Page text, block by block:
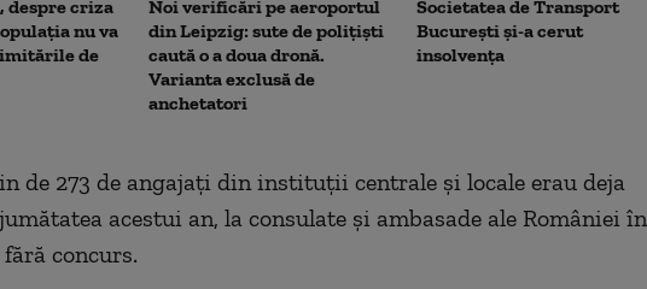
despre criza
nu va
de
Noi verificări pe aeroportul
din Leipzig: sute de polițiști
caută o a doua dronă.
Varianta exclusă de
anchetatori
Societatea de Transport
București și-a cerut
insolvența
de 273 de angajați din instituții centrale și locale erau deja
acestui an, la consulate și ambasade ale României în
concurs.